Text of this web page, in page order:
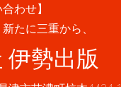
わせ】
たに三重から、
伊勢出版